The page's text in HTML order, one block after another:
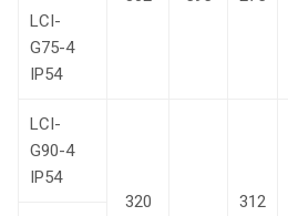
LCI-
G75-4
IP54
LCI-
G90-4
IP54
320
312